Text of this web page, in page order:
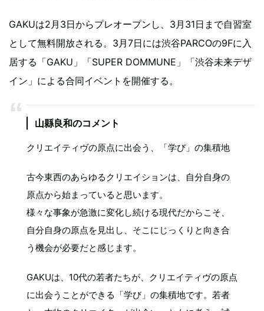
GAKUは2月3日からプレオープンし、3月31日まで自習室
として無料開放される。3月7日には渋谷PARCOの9Fに入
居する「GAKU」「SUPER DOMMUNE」「渋谷未来デザ
イン」による合同イベントを開催する。
山縣良和のコメント
クリエイティヴの原点に出会う、「学び」の集積地
古今東西のあらゆるクリエイションは、自分自身の
原点から始まっていると思います。
様々な事象が急激に変化し続ける現代だからこそ、
自分自身の原点を見出し、そこにじっくりと向き合
う機会が必要だと感じます。
GAKUは、10代の若者たちが、クリエイティヴの原点
に出会うことができる「学び」の集積地です。若者